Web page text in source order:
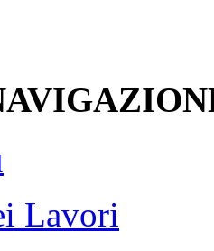
Lavori